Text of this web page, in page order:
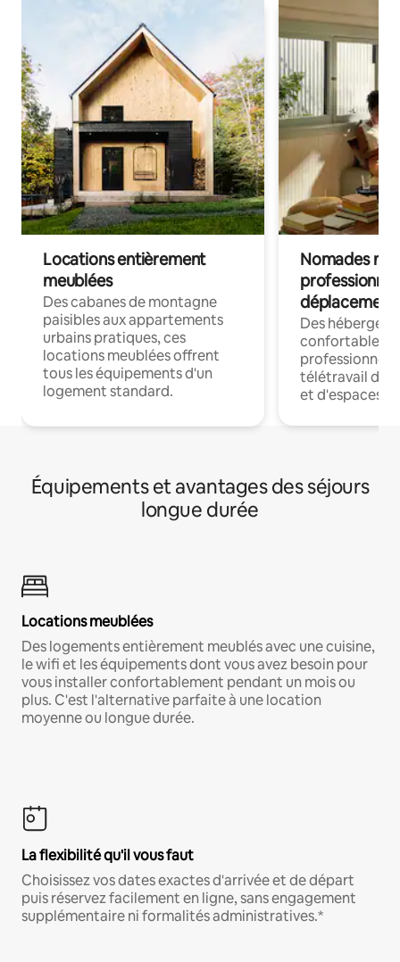
Locations entièrement
meublées
Des cabanes de montagne
paisibles aux appartements
urbains pratiques, ces
locations meublées offrent
tous les équipements d'un
logement standard.
Nomades
déplacement
Des
confortables
professionnels
télétravail
et d'espaces
Équipements et avantages des séjours
longue durée
Locations meublées
Des logements entièrement meublés avec une cuisine,
le wifi et les équipements dont vous avez besoin pour
vous installer confortablement pendant un mois ou
plus. C'est l'alternative parfaite à une location
moyenne ou longue durée.
La flexibilité qu'il vous faut
Choisissez vos dates exactes d'arrivée et de départ
puis réservez facilement en ligne, sans engagement
supplémentaire ni formalités administratives.*